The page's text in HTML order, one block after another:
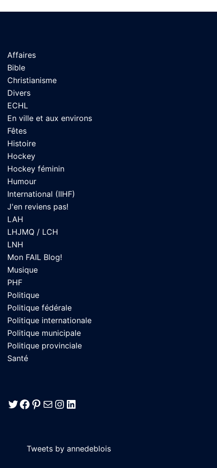
Affaires
Bible
Christianisme
Divers
ECHL
En ville et aux environs
Fêtes
Histoire
Hockey
Hockey féminin
Humour
International (IIHF)
J'en reviens pas!
LAH
LHJMQ / LCH
LNH
Mon FAIL Blog!
Musique
PHF
Politique
Politique fédérale
Politique internationale
Politique municipale
Politique provinciale
Santé
Twitter
Facebook
Pinterest
E-mailInstagram
LinkedIn
Tweets by annedeblois